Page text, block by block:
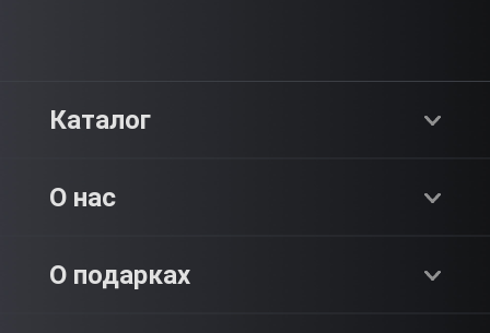
Каталог
О нас
О компании
О подарках